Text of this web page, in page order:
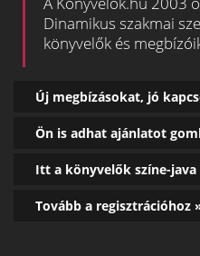
Dinamikus szakmai
könyvelők és
Új megbízásokat, jó
Ön is adhat ajánlatot
Itt a könyvelők színe-java
Tovább a regisztrációhoz